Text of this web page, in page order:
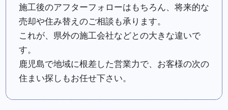
施工後のアフターフォローはもちろん、将来的な
売却や住み替えのご相談も承ります。
これが、県外の施工会社などとの大きな違いで
す。
鹿児島で地域に根差した営業力で、お客様の次の
住まい探しもお任せ下さい。